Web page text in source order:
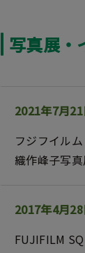
写真展・
2021年7月21
フジフイル
織作峰子写
2017年4月28
FUJIFILM